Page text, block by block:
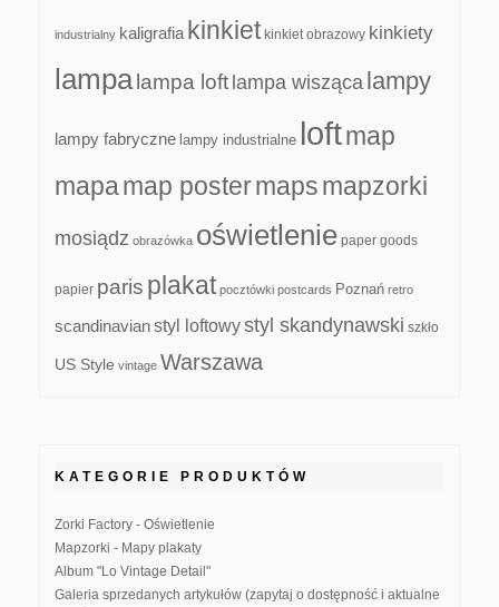
industrialny kaligrafia kinkiet kinkiet obrazowy kinkiety
lampa lampa loft lampa wisząca lampy
lampy fabryczne lampy industrialne loftmap
mapamap postermapsmapzorki
mosiądz obrazówka oświetlenie paper goods
papier paris plakat pocztówki postcards Poznań retro
scandinavianstyl loftowystyl skandynawski szkło
US Style vintage Warszawa
KATEGORIE PRODUKTÓW
Zorki Factory - Oświetlenie
Mapzorki - Mapy plakaty
Album "Lo Vintage Detail"
Galeria sprzedanych artykułów (zapytaj o dostępność i aktualne